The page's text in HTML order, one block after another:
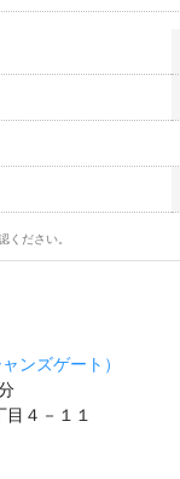
ください。
ンズゲート）
４－１１